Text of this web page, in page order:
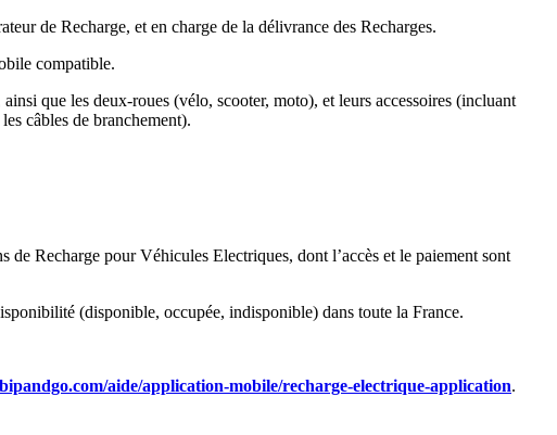
de Recharge, et en charge de la délivrance des Recharges.
compatible.
que les deux-roues (vélo, scooter, moto), et leurs accessoires (incluant
câbles de branchement).
Recharge pour Véhicules Electriques, dont l’accès et le paiement sont
(disponible, occupée, indisponible) dans toute la France.
aide/application-mobile/recharge-electrique-application.